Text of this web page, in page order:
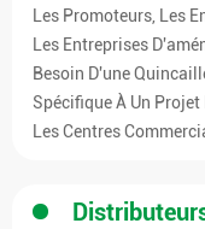
Les Promoteurs, Les
Les Entreprises
Besoin D'une
Spécifique À Un
Les Centres